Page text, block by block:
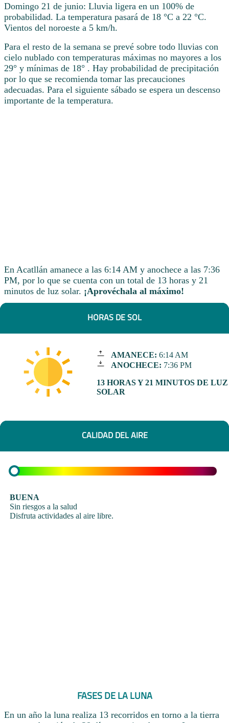
Domingo 21 de junio: Lluvia ligera en un 100% de
probabilidad. La temperatura pasará de 18 °C a 22 °C.
Vientos del noroeste a 5 km/h.
Para el resto de la semana se prevé sobre todo lluvias con
cielo nublado con temperaturas máximas no mayores a los
29° y mínimas de 18° . Hay probabilidad de precipitación
por lo que se recomienda tomar las precauciones
adecuadas. Para el siguiente sábado se espera un descenso
importante de la temperatura.
En Acatllán amanece a las 6:14 AM y anochece a las 7:36
PM, por lo que se cuenta con un total de 13 horas y 21
minutos de luz solar. ¡Aprovéchala al máximo!
HORAS DE SOL
AMANECE: 6:14 AM
ANOCHECE: 7:36 PM
13 HORAS Y 21 MINUTOS DE LUZ
SOLAR
CALIDAD DEL AIRE
BUENA
Sin riesgos a la salud
Disfruta actividades al aire libre.
FASES DE LA LUNA
En un año la luna realiza 13 recorridos en torno a la tierra